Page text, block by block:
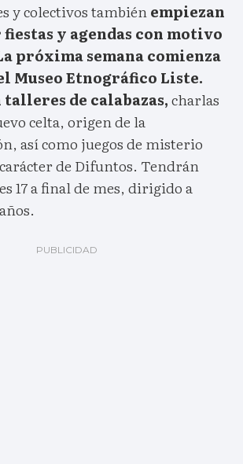
y colectivos tambiénempiezan
y agendas con motivo
próxima semana comienza
Museo Etnográfico Liste.
de calabazas,charlas
celta, origen de la
así como juegos de misterio
de Difuntos. Tendrán
17 a final de mes, dirigido a